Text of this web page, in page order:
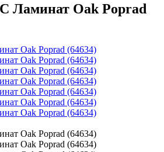
Ламинат Oak Poprad